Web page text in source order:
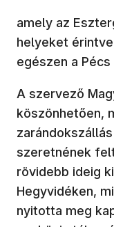
amely az
helyeket
egészen a
A szervező
köszönhetően,
szeretnének
rövidebb ideig
Hegyvidéken,
nyitotta meg